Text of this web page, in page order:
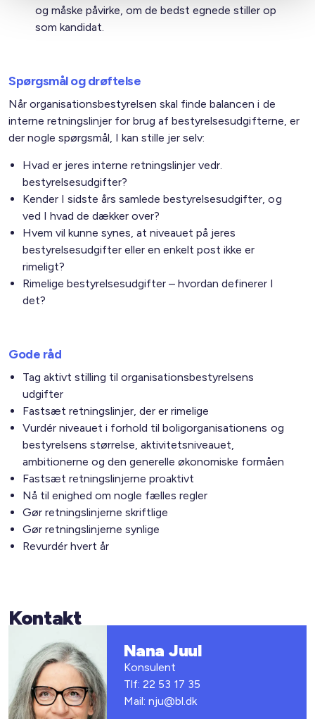
og måske påvirke, om de bedst egnede stiller op
som kandidat.
Spørgsmål og drøftelse
Når organisationsbestyrelsen skal finde balancen i de
interne retningslinjer for brug af bestyrelsesudgifterne, er
der nogle spørgsmål, I kan stille jer selv:
Hvad er jeres interne retningslinjer vedr.
bestyrelsesudgifter?
Kender I sidste års samlede bestyrelsesudgifter, og
ved I hvad de dækker over?
Hvem vil kunne synes, at niveauet på jeres
bestyrelsesudgifter eller en enkelt post ikke er
rimeligt?
Rimelige bestyrelsesudgifter – hvordan definerer I
det?
Gode råd
Tag aktivt stilling til organisationsbestyrelsens
udgifter
Fastsæt retningslinjer, der er rimelige
Vurdér niveauet i forhold til boligorganisationens og
bestyrelsens størrelse, aktivitetsniveauet,
ambitionerne og den generelle økonomiske formåen
Fastsæt retningslinjerne proaktivt
Nå til enighed om nogle fælles regler
Gør retningslinjerne skriftlige
Gør retningslinjerne synlige
Revurdér hvert år
Kontakt
Nana Juul
Konsulent
Tlf: 22 53 17 35
Mail: nju@bl.dk